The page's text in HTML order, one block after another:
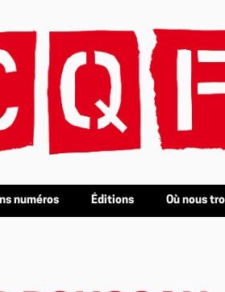
numéros Éditions Où nous